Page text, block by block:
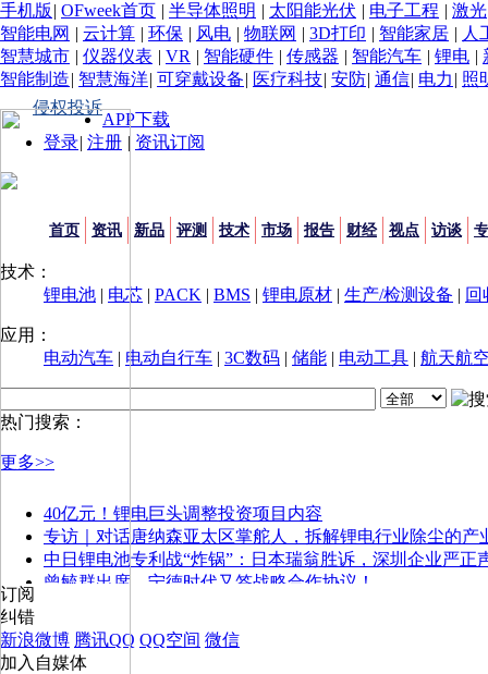
手机版 | OFweek首页 | 半导体照明 | 太阳能光伏 | 电子工程 | 激光
智能电网 | 云计算 | 环保 | 风电 | 物联网 | 3D打印 | 智能家居 | 人
智慧城市 | 仪器仪表 | VR | 智能硬件 | 传感器 | 智能汽车 | 锂电 |
智能制造| 智慧海洋| 可穿戴设备| 医疗科技| 安防| 通信| 电力 | 照
侵权投诉
APP下载
登录| 注册 | 资讯订阅
首页 资讯 新品 评测 技术 市场 报告 财经 视点 访谈
技术：
锂电池 | 电芯 | PACK | BMS | 锂电原材 | 生产/检测设备 | 回
应用：
电动汽车 | 电动自行车 | 3C数码 | 储能 | 电动工具 | 航天航
热门搜索：
更多>>
40亿元！锂电巨头调整投资项目内容
专访｜对话唐纳森亚太区掌舵人，拆解锂电行业除尘的产
中日锂电池专利战“炸锅”：日本瑞翁胜诉，深圳企业严正
曾毓群出席，宁德时代又签战略合作协议！
订阅
纠错
新浪微博 腾讯QQ QQ空间 微信
加入自媒体